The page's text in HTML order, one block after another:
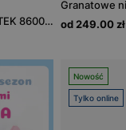
Półbuty barefoot BARTEK 86003-61, czarno-brązowy
od 249.00 zł
Nowość
Tylko online